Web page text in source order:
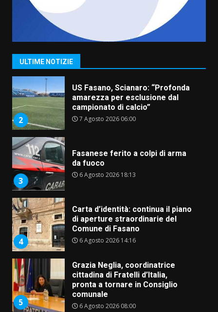
ULTIME NOTIZIE
1
“I Contestatori: Musica di
Rivoluzione”: nuovo
appuntamento con “Fasano in
2
US Fasano, Scianaro: “Profonda
amarezza per esclusione dal
campionato di calcio”
7 Agosto 2026 06:00
3
Fasanese ferito a colpi di arma
da fuoco
6 Agosto 2026 18:13
4
Carta d’identità: continua il piano
di aperture straordinarie del
Comune di Fasano
6 Agosto 2026 14:16
5
Grazia Neglia, coordinatrice
cittadina di Fratelli d’Italia,
pronta a tornare in Consiglio
comunale
6 Agosto 2026 08:00